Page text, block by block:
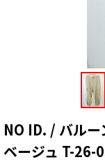
NO ID. / バル
ベージュ T-26-